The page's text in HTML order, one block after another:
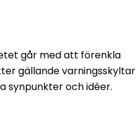
går med att förenkla
gällande varningsskyltar
synpunkter och idéer.